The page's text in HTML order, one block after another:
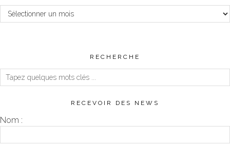
Archives
RECHERCHE
RECEVOIR DES NEWS
Nom :